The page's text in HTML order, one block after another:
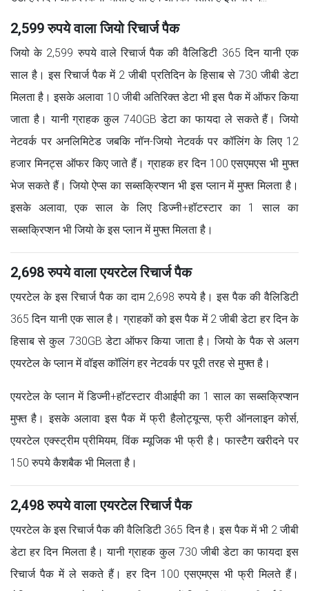
2,599 रुपये वाला जियो रिचार्ज पैक
जियो के 2,599 रुपये वाले रिचार्ज पैक की वैलिडिटी 365 दिन यानी एक
साल है। इस रिचार्ज पैक में 2 जीबी प्रतिदिन के हिसाब से 730 जीबी डेटा
मिलता है। इसके अलावा 10 जीबी अतिरिक्त डेटा भी इस पैक में ऑफर किया
जाता है। यानी ग्राहक कुल 740GB डेटा का फायदा ले सकते हैं। जियो
नेटवर्क पर अनलिमिटेड जबकि नॉन-जियो नेटवर्क पर कॉलिंग के लिए 12
हजार मिनट्स ऑफर किए जाते हैं। ग्राहक हर दिन 100 एसएमएस भी मुफ्त
भेज सकते हैं। जियो ऐप्स का सब्सक्रिप्शन भी इस प्लान में मुफ्त मिलता है।
इसके अलावा, एक साल के लिए डिज्नी+हॉटस्टार का 1 साल का
सब्सक्रिप्शन भी जियो के इस प्लान में मुफ्त मिलता है।
2,698 रुपये वाला एयरटेल रिचार्ज पैक
एयरटेल के इस रिचार्ज पैक का दाम 2,698 रुपये है। इस पैक की वैलिडिटी
365 दिन यानी एक साल है। ग्राहकों को इस पैक में 2 जीबी डेटा हर दिन के
हिसाब से कुल 730GB डेटा ऑफर किया जाता है। जियो के पैक से अलग
एयरटेल के प्लान में वॉइस कॉलिंग हर नेटवर्क पर पूरी तरह से मुफ्त है।
एयरटेल के प्लान में डिज्नी+हॉटस्टार वीआईपी का 1 साल का सब्सक्रिप्शन
मुफ्त है। इसके अलावा इस पैक में फ्री हैलोट्यून्स, फ्री ऑनलाइन कोर्स,
एयरटेल एक्स्ट्रीम प्रीमियम, विंक म्यूजिक भी फ्री है। फास्टैग खरीदने पर
150 रुपये कैशबैक भी मिलता है।
2,498 रुपये वाला एयरटेल रिचार्ज पैक
एयरटेल के इस रिचार्ज पैक की वैलिडिटी 365 दिन है। इस पैक में भी 2 जीबी
डेटा हर दिन मिलता है। यानी ग्राहक कुल 730 जीबी डेटा का फायदा इस
रिचार्ज पैक में ले सकते हैं। हर दिन 100 एसएमएस भी फ्री मिलते हैं।